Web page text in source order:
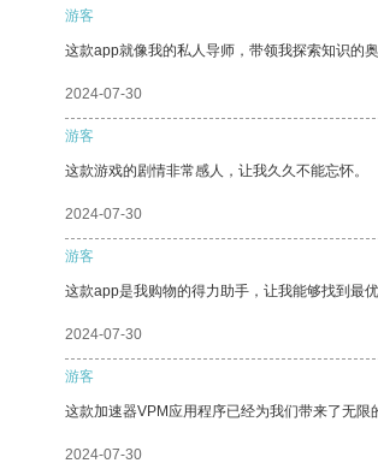
游客
这款app就像我的私人导师，带领我探索知识的奥
2024-07-30
游客
这款游戏的剧情非常感人，让我久久不能忘怀。
2024-07-30
游客
这款app是我购物的得力助手，让我能够找到最
2024-07-30
游客
这款加速器VPM应用程序已经为我们带来了无限
2024-07-30